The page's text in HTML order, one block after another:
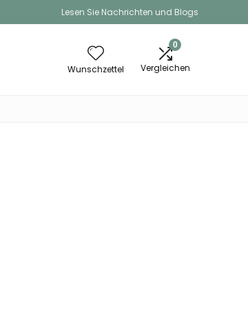
Lesen Sie Nachrichten und Blogs
Wunschzettel
0
Vergleichen